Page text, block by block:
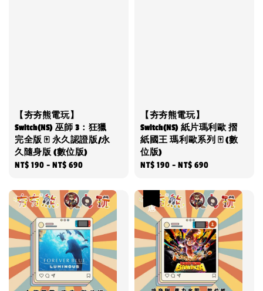
【夯夯熊電玩】
Switch(NS) 巫師 3：狂獵
完全版 🀄 永久認證版/永
久隨身版 (數位版)
Regular
NT$ 190 -NT$ 690
【夯夯熊電玩】
Switch(NS) 紙片瑪利歐 摺
紙國王 瑪利歐系列 🀄 (數
位版)
Regular
NT$ 190 -NT$ 690